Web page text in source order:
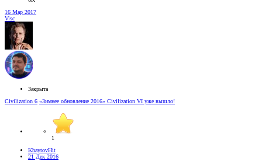
16 Мар 2017
Visc
Закрыта
Civilization 6 «Зимнее обновление 2016» Civilization VI уже вышло!
1
KhaytovHit
21 Дек 2016